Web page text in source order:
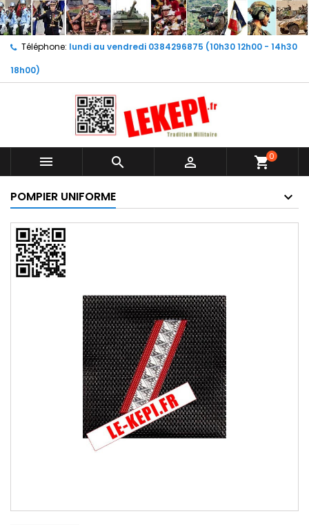
Téléphone: lundi au vendredi 0384296875 (10h30 12h00 - 14h30
18h00)
   shopping_cart0
POMPIER UNIFORME